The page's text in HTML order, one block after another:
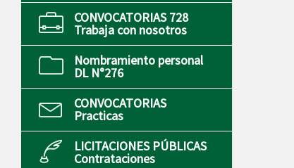
CONVOCATORIAS 728
Trabaja con nosotros
Nombramiento personal
DL N°276
CONVOCATORIAS
Practicas
LICITACIONES PÚBLICAS
Contrataciones